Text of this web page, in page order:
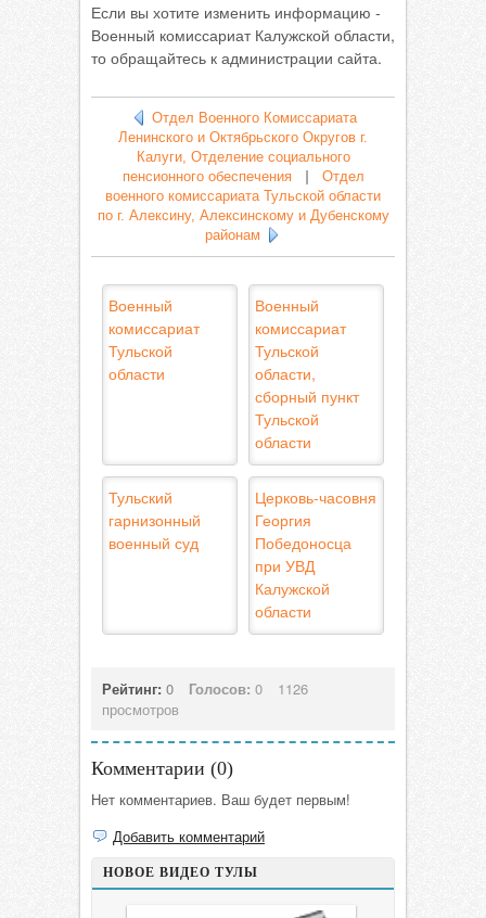
Если вы хотите изменить информацию -
Военный комиссариат Калужской области,
то обращайтесь к администрации сайта.
Отдел Военного Комиссариата
Ленинского и Октябрьского Округов г.
Калуги, Отделение социального
пенсионного обеспечения| Отдел
военного комиссариата Тульской области
по г. Алексину, Алексинскому и Дубенскому
районам
Военный
комиссариат
Тульской
области
Военный
комиссариат
Тульской
области,
сборный пункт
Тульской
области
Тульский
гарнизонный
военный суд
Церковь-часовня
Георгия
Победоносца
при УВД
Калужской
области
Рейтинг: 0 Голосов: 0
1126
просмотров
Комментарии (0)
Нет комментариев. Ваш будет первым!
Добавить комментарий
НОВОЕ ВИДЕО ТУЛЫ